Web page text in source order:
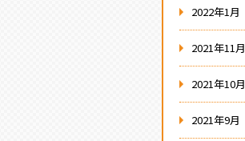
2022年1月
2021年11月
2021年10月
2021年9月